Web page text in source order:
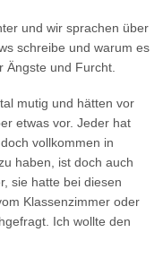
und wir sprachen über
schreibe und warum es
und Furcht.
mutig und hätten vor
etwas vor. Jeder hat
vollkommen in
haben, ist doch auch
sie hatte bei diesen
Klassenzimmer oder
Ich wollte den